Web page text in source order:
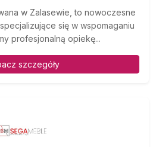
w Zalasewie, to nowoczesne
się w wspomaganiu
profesjonalną opiekę...
szczegóły